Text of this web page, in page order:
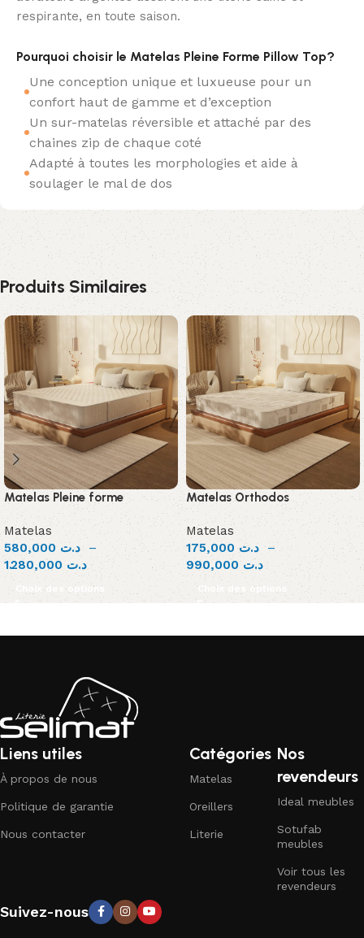
respirante, en toute saison.
Pourquoi choisir le Matelas Pleine Forme Pillow Top?
Une conception unique et luxueuse pour un
confort haut de gamme et d’exception
Un sur-matelas réversible et attaché par des
chaines zip de chaque coté
Adapté à toutes les morphologies et aide à
soulager le mal de dos
Produits Similaires
Matelas Pleine forme
Matelas
د.ت 580,000
–
د.ت
Choix des options
Matelas Orthodos
Matelas
د.ت175,000
–
د.ت990,000
Choix des options
Liens utiles
À propos de nous
Politique de garantie
Nous contacter
Catégories
Matelas
Oreillers
Literie
Nos
revendeurs
Ideal meubles
Sotufab
meubles
Voir tous les
revendeurs
Suivez-nous